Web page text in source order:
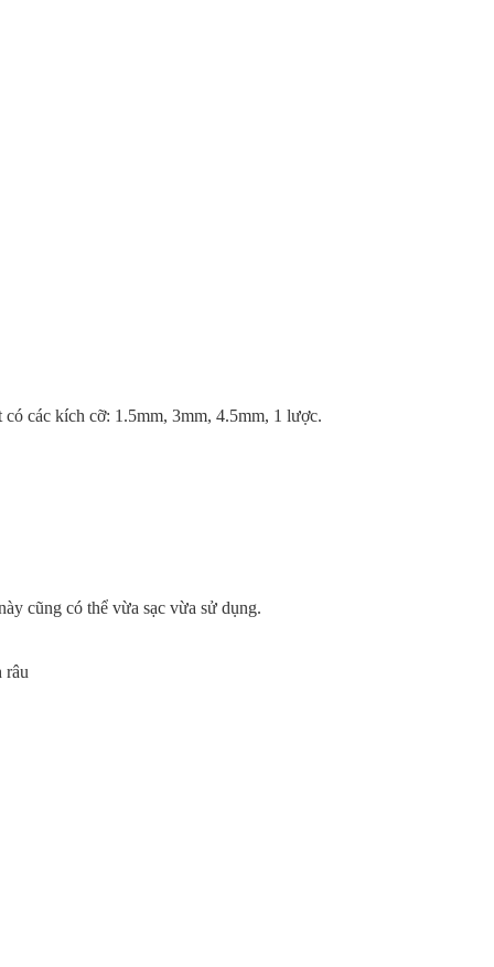
các kích cỡ: 1.5mm, 3mm, 4.5mm, 1 lược.
cũng có thể vừa sạc vừa sử dụng.
râu